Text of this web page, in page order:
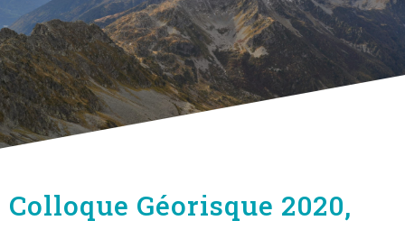
Colloque Géorisque 2020,